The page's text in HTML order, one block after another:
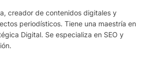
creador de contenidos digitales y
periodísticos. Tiene una maestría en
Digital. Se especializa en SEO y